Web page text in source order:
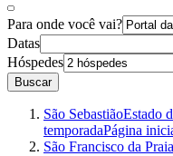
Para onde você vai?
Datas
Hóspedes
Buscar
São SebastiãoEstado
temporadaPágina
São Francisco da Praia